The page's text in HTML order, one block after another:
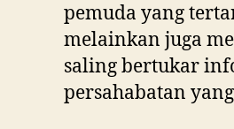
pemuda yang
melainkan juga
saling bertukar
persahabatan